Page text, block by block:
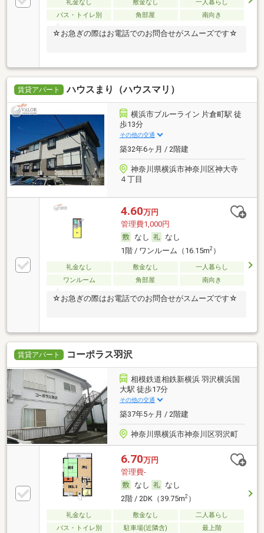
礼金なし 敷金なし
一人暮らし
バス・トイレ別
角部屋 南向き
☆お急ぎの際はお電話でのお問合せがスムーズです☆
賃貸アパート ハウスまり（ハウスマリ）
横浜市ブルーライン 片倉町駅 徒
歩13分
その他の交通
築32年6ヶ月 / 2階建
神奈川県横浜市神奈川区神大寺
４丁目
4.60万円
管理費1,000円
なし
なし
1階 / ワンルーム（16.15m2）
礼金なし 敷金なし
一人暮らし
ワンルーム
角部屋 南向き
☆お急ぎの際はお電話でのお問合せがスムーズです☆
賃貸アパート コーポラス羽沢
相模鉄道相鉄新横浜 羽沢横浜国
大駅 徒歩17分
その他の交通
築37年5ヶ月 / 2階建
神奈川県横浜市神奈川区羽沢町
6.70万円
管理費-
なし
なし
2階 / 2DK（39.75m2）
礼金なし 敷金なし
二人暮らし
バス・トイレ別
駐車場(近隣含) 最上階